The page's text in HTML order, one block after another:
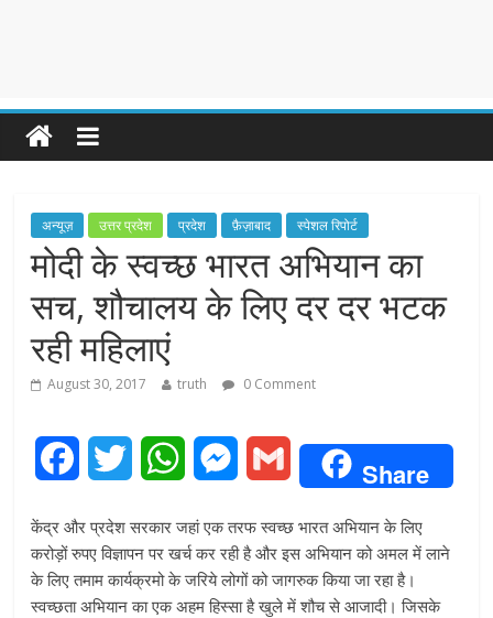
अन्यूज़ उत्तर प्रदेश प्रदेश फ़ैज़ाबाद स्पेशल रिपोर्ट
मोदी के स्वच्छ भारत अभियान का
सच, शौचालय के लिए दर दर भटक
रही महिलाएं
August 30, 2017 truth 0 Comment
c
e
i
t
W
a
t
M
s
s
a
i
Share
केंद्र और प्रदेश सरकार जहां एक तरफ स्वच्छ भारत अभियान के लिए
करोड़ों रुपए विज्ञापन पर खर्च कर रही है और इस अभियान को अमल में लाने
के लिए तमाम कार्यक्रमो के जरिये लोगों को जागरुक किया जा रहा है।
स्वच्छता अभियान का एक अहम हिस्सा है खुले में शौच से आजादी। जिसके